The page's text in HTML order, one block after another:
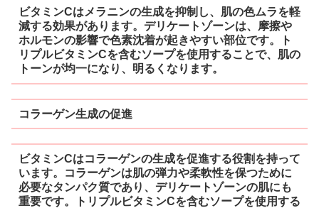
ビタミンCはメラニンの生成を抑制し、肌の色ムラを軽
減する効果があります。デリケートゾーンは、摩擦や
ホルモンの影響で色素沈着が起きやすい部位です。ト
リプルビタミンCを含むソープを使用することで、肌の
トーンが均一になり、明るくなります。
コラーゲン生成の促進
ビタミンCはコラーゲンの生成を促進する役割を持って
います。コラーゲンは肌の弾力や柔軟性を保つために
必要なタンパク質であり、デリケートゾーンの肌にも
重要です。トリプルビタミンCを含むソープを使用する